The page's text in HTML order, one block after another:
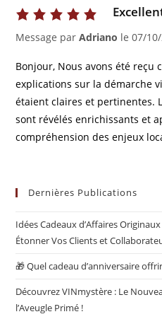
Message parAdriano le07/
Bonjour, Nous avons été reçu
explications sur la démarche
étaient claires et pertinentes.
sont révélés enrichissants et
compréhension des enjeux
Dernières Publications
Idées Cadeaux d’Affaires
Étonner Vos Clients et
🎁 Quel cadeau d’anniversaire
Découvrez VINmystère : Le
l’Aveugle Primé !